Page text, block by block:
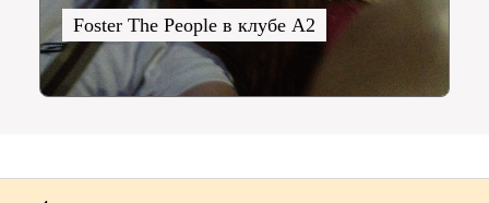
Foster The People в клубе A2